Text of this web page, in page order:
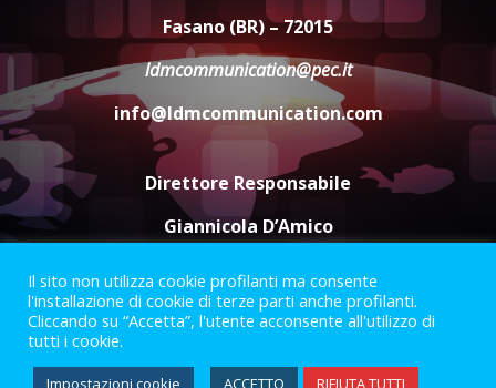
7 Agosto 2026 06:05
US Fasano, Scianaro: “Profonda
amarezza per esclusione dal
campionato di calcio”
7 Agosto 2026 06:00
Fasano (BR) – 72015
ldmcommunication@pec.it
info@ldmcommunication.com
Direttore Responsabile
Giannicola D’Amico
Termini e Condizioni
Privacy Policy
Informazioni Legali
Facebook
Instagram
Youtube
Il sito non utilizza cookie profilanti ma consente
l'installazione di cookie di terze parti anche profilanti.
Cliccando su “Accetta”, l'utente acconsente all'utilizzo di
tutti i cookie.
Impostazioni cookie ACCETTO RIFIUTA TUTTI